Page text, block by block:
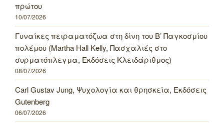
πρώτου
10/07/2026
Γυναίκες πειραματόζωα στη δίνη του Β’ Παγκοσμίου
πολέμου (Martha Hall Kelly, Πασχαλιές στο
συρματόπλεγμα, Εκδόσεις Κλειδάριθμος)
08/07/2026
Carl Gustav Jung, Ψυχολογία και θρησκεία, Εκδόσεις
Gutenberg
06/07/2026